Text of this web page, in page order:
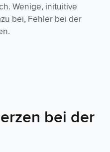
Wenige, inituitive
bei, Fehler bei der
bei der